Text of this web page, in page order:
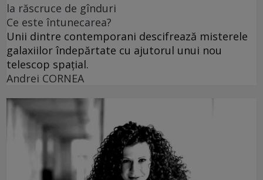
la răscruce de gînduri
Ce este întunecarea?
Unii dintre contemporani descifrează misterele
galaxiilor îndepărtate cu ajutorul unui nou
telescop spațial.
Andrei CORNEA